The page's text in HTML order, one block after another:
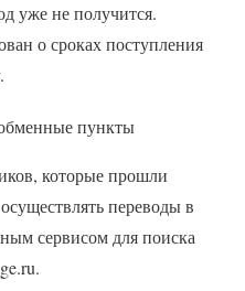
уже не получится.
о сроках поступления
пункты
которые прошли
переводы в
сервисом для поиска